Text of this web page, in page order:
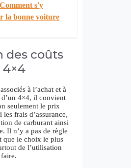
Comment s'y
la bonne voiture
des coûts
4×4
à l’achat et à
4×4, il convient
seulement le prix
frais d’assurance,
de carburant ainsi
Il n’y a pas de règle
que le choix le plus
de l’utilisation